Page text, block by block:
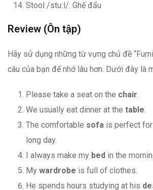
Stool /stuːl/: Ghế đẩu
Review (Ôn tập)
Hãy sử dụng những từ vựng chủ đề
câu của bạn để nhớ lâu hơn. Dưới đây là
Please take a seat on the chair.
We usually eat dinner at the table.
The comfortable sofa is perfect
long day.
I always make my bed in the
My wardrobe is full of clothes.
He spends hours studying at his